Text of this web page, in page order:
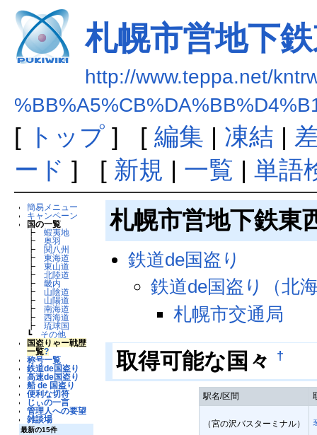
札幌市営地下
http://www.teppa.net/
[ トップ] [ 編集 | 凍結 |
ード ] [ 新規 | 一覧 | 単語
簡易メニュー
キャンペーン
国の一覧
┣蝦夷地
┣奥羽
┣ 関八州
┣東海道
┣東山道
┣北陸道
┣畿内
┣ 山陰道
┣ 山陽道
┣南海道
┣西海道
┣琉球国
┗ その他
国盗りゃー戦歴
一覧?
称号一覧
鉄道de国盗り
高速de国盗り
船 de 国盗り
便利な切符
じぃの一言
管理人への要望
雑談場
最新の15件
札幌市営地下鉄東
鉄道de国盗り
鉄道de国盗り（北
札幌市交通局
取得可能な国々 †
駅名/区間
（宮の沢バスターミナル）